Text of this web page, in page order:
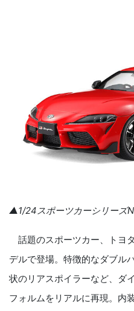
▲1/24スポーツカーシリーズ
話題のスポーツカー、トヨ
デルで登場。特徴的なダブル
状のリアスポイラーなど、ダ
フォルムをリアルに再現。内